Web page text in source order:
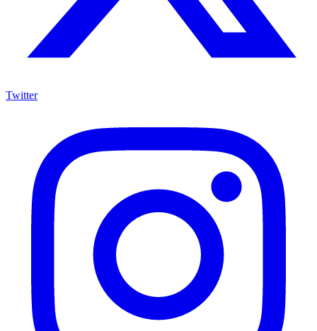
Twitter